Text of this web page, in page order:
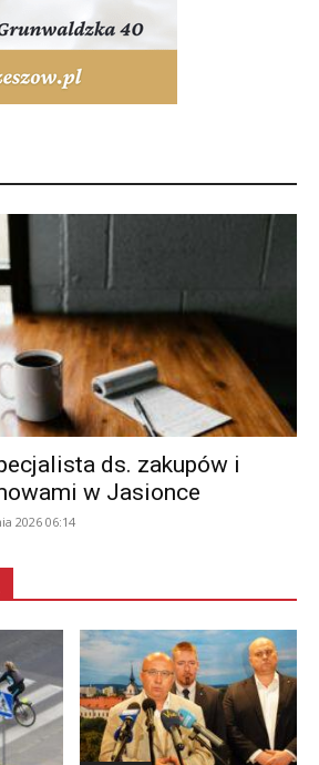
ds. zakupów i
w Jasionce
2026 06:14